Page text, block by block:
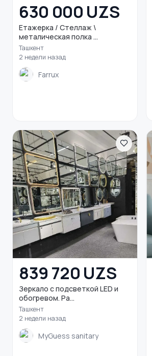
630 000 UZS
Етажерка / Стеллаж \
металическая полка ...
Ташкент
2 недели назад
Farrux
839 720 UZS
Зеркало с подсветкой LED и
обогревом. Ра...
Ташкент
2 недели назад
MyGuess sanitary